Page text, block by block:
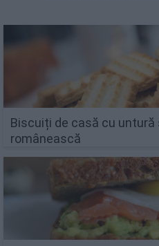
Biscuiți de casă cu
românească